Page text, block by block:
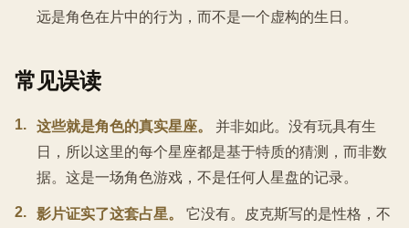
远是角色在片中的行为，而不是一个虚构的生日。
常见误读
1. 这些就是角色的真实星座。
并非如此。没有玩具有生
日，所以这里的每个星座都是基于特质的猜测，而非数
据。这是一场角色游戏，不是任何人星盘的记录。
2. 影片证实了这套占星。
它没有。皮克斯写的是性格，不